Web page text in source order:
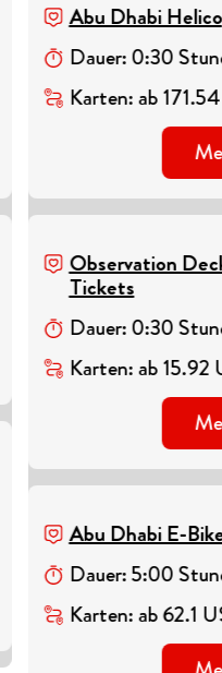
Abu Dhabi
Dauer:0:30
Karten:ab171.54
Observation
Tickets
Dauer:0:30
Karten:ab15.92
Abu Dhabi E-
Dauer:5:00
Karten:ab62.1